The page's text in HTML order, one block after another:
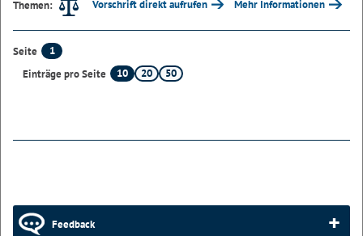
Themen:
Vorschrift direkt aufrufen Mehr Informationen
Seite
1
Einträge pro Seite
10 20 50
Feedback